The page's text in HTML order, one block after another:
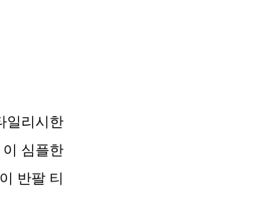
일리시한
심플한
반팔 티